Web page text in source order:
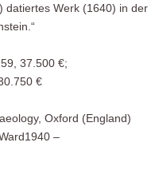
datiertes Werk (1640) in der
37.500 €;
€
Oxford (England)
–